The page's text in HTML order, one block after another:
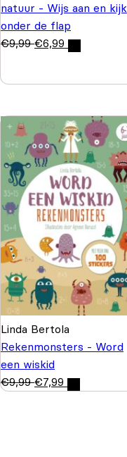
natuur - Wijs aan en kijk
onder de flap
€9,99 €6,99
Linda Bertola
Rekenmonsters - Word
een wiskid
€9,99 €7,99